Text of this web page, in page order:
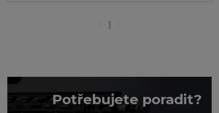
1
Potřebujete poradit?